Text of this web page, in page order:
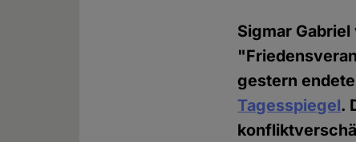
Sigmar
gestern
Tagesspiegel.